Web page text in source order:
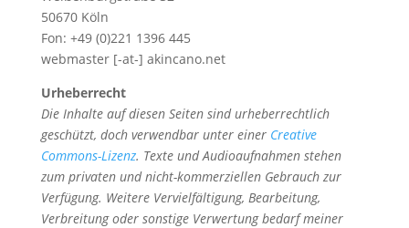
50670 Köln
Fon: +49 (0)221 1396 445
webmaster [-at-] akincano.net
Urheberrecht
Die Inhalte auf diesen Seiten sind urheberrechtlich
geschützt, doch verwendbar unter einer Creative
Commons-Lizenz. Texte und Audioaufnahmen stehen
zum privaten und nicht-kommerziellen Gebrauch zur
Verfügung. Weitere Vervielfältigung, Bearbeitung,
Verbreitung oder sonstige Verwertung bedarf meiner